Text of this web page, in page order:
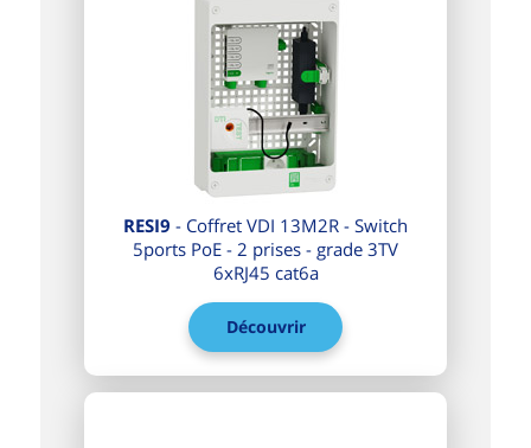
RESI9 - Coffret VDI 13M2R - Switch
5ports PoE - 2 prises - grade 3TV
6xRJ45 cat6a
Découvrir